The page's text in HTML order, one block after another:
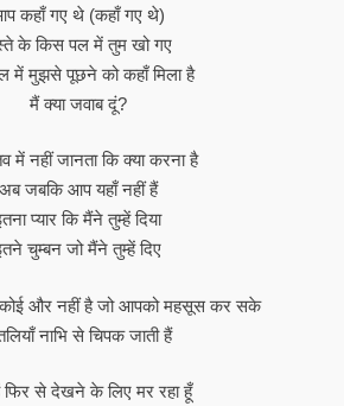
कहाँ गए थे (कहाँ गए थे)
के किस पल में तुम खो गए
में मुझसे पूछने को कहाँ मिला है
मैं क्या जवाब दूं?
में नहीं जानता कि क्या करना है
अब जबकि आप यहाँ नहीं हैं
प्यार कि मैंने तुम्हें दिया
चुम्बन जो मैंने तुम्हें दिए
और नहीं है जो आपको महसूस कर सके
नाभि से चिपक जाती हैं
फिर से देखने के लिए मर रहा हूँ